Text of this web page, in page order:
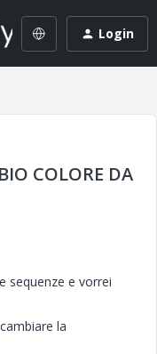
Login
COLORE DA
sequenze e vorrei
la